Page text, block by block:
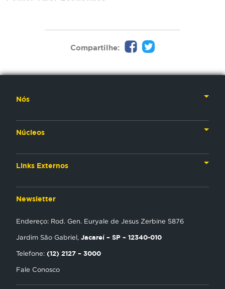
Compartilhe:
Nós
Núcleos
Links Externos
Encontre uma Igreja
Newsletter
Endereço: Rod. Gen. Euryale de Jesus Zerbine 5876
Jardim São Gabriel, Jacareí – SP – 12340-010
Telefone: (12) 2127 – 3000
Fale Conosco